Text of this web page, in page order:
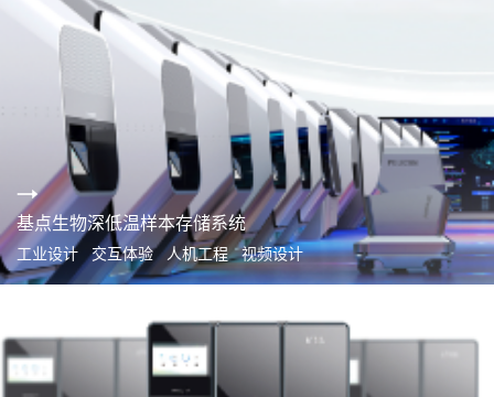
基点生物深低温样本存储系统
工业设计 交互体验 人机工程 视频设计